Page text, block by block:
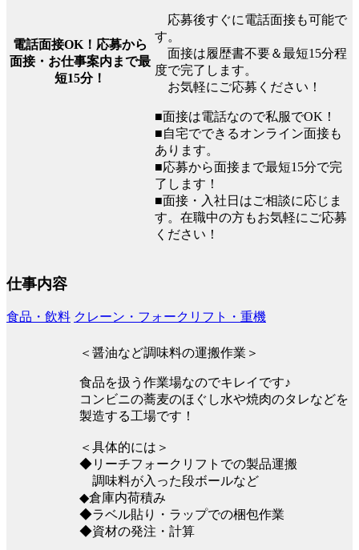
電話面接OK！応募から
面接・お仕事案内まで最
短15分！
応募後すぐに電話面接も可能で
す。
面接は履歴書不要＆最短15分程
度で完了します。
お気軽にご応募ください！
■面接は電話なので私服でOK！
■自宅でできるオンライン面接も
あります。
■応募から面接まで最短15分で完
了します！
■面接・入社日はご相談に応じま
す。在職中の方もお気軽にご応募
ください！
仕事内容
食品・飲料 クレーン・フォークリフト・重機
＜醤油など調味料の運搬作業＞
食品を扱う作業場なのでキレイです♪
コンビニの蕎麦のほぐし水や焼肉のタレなどを
製造する工場です！
＜具体的には＞
◆リーチフォークリフトでの製品運搬
調味料が入った段ボールなど
◆倉庫内荷積み
◆ラベル貼り・ラップでの梱包作業
◆資材の発注・計算